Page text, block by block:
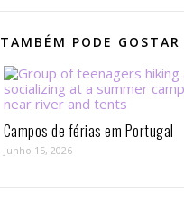
TAMBÉM PODE
Campos de férias em Portugal
Junho 15, 2026